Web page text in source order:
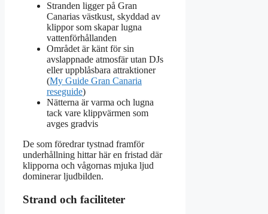
Stranden ligger på Gran
Canarias västkust, skyddad av
klippor som skapar lugna
vattenförhållanden
Området är känt för sin
avslappnade atmosfär utan DJs
eller uppblåsbara attraktioner
(My Guide Gran Canaria
reseguide)
Nätterna är varma och lugna
tack vare klippvärmen som
avges gradvis
De som föredrar tystnad framför
underhållning hittar här en fristad där
klipporna och vågornas mjuka ljud
dominerar ljudbilden.
Strand och faciliteter